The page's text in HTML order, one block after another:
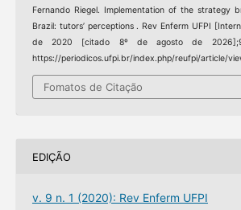
Fernando Riegel. Implementation of the strategy
Brazil: tutors’ perceptions . Rev Enferm UFPI
de 2020 [citado 8º de agosto de
https://periodicos.ufpi.br/index.php/reufpi/article/
Fomatos de Citação
EDIÇÃO
v. 9 n. 1 (2020): Rev Enferm UFPI